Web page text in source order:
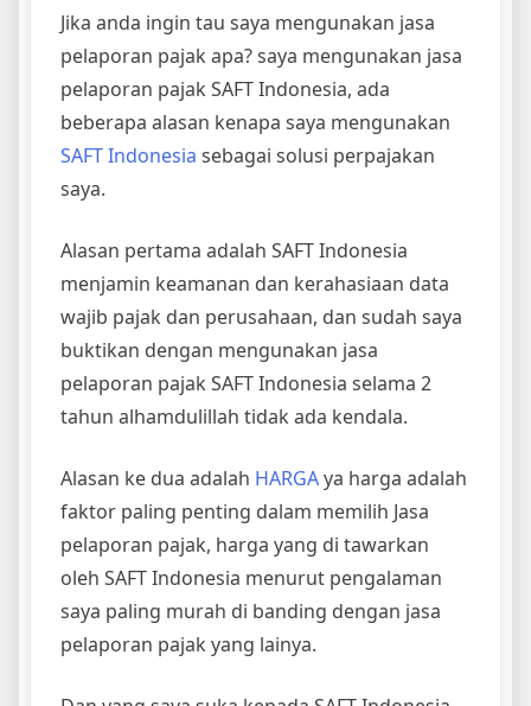
Jika anda ingin tau saya mengunakan jasa
pelaporan pajak apa? saya mengunakan jasa
pelaporan pajak SAFT Indonesia, ada
beberapa alasan kenapa saya mengunakan
SAFT Indonesia sebagai solusi perpajakan
saya.
Alasan pertama adalah SAFT Indonesia
menjamin keamanan dan kerahasiaan data
wajib pajak dan perusahaan, dan sudah saya
buktikan dengan mengunakan jasa
pelaporan pajak SAFT Indonesia selama 2
tahun alhamdulillah tidak ada kendala.
Alasan ke dua adalah HARGAya harga adalah
faktor paling penting dalam memilih Jasa
pelaporan pajak, harga yang di tawarkan
oleh SAFT Indonesia menurut pengalaman
saya paling murah di banding dengan jasa
pelaporan pajak yang lainya.